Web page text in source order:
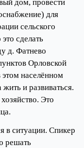
дом, провести
для
сельского
сделать
д. Фатнево
Орловской
населённом
и развиваться.
Это
в ситуации. Спикер
решать